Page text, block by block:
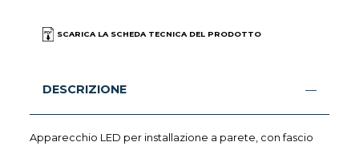
SCARICA LA SCHEDA TECNICA DEL PRODOTTO
DESCRIZIONE
Apparecchio LED per installazione a parete, con fascio